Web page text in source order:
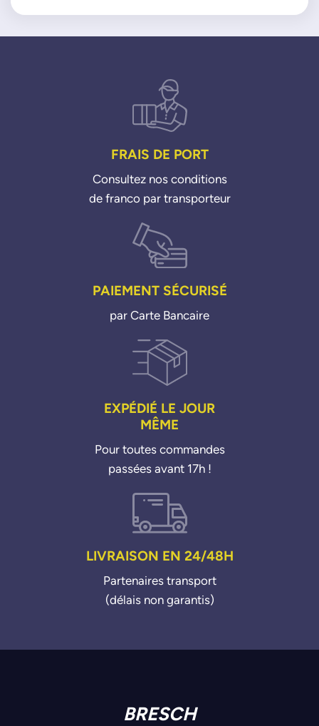
5008 16i PureTech 18>
Partner 12i PureTech 19>
Rifter 12i PureTech 18>
FRAIS DE PORT
Consultez nos conditions
de franco par transporteur
PAIEMENT SÉCURISÉ
par Carte Bancaire
EXPÉDIÉ LE JOUR
MÊME
Pour toutes commandes
passées avant 17h !
LIVRAISON EN 24/48H
Partenaires transport
(délais non garantis)
BRESCH